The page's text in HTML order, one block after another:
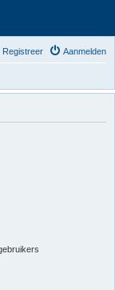
Aanmelden
Registreer